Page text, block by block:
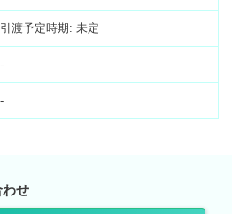
引渡予定時期: 未定
-
-
わせ